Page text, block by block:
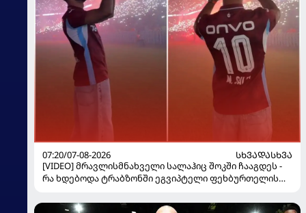
07:20/07-08-2026
ᲡᲮᲕᲐᲓᲐᲡᲮᲕᲐ
[VIDEO] მრავლისმნახველი სალაჰიც შოკში ჩააგდეს -
რა ხდებოდა ტრაბზონში ეგვიპტელი ფეხბურთელის